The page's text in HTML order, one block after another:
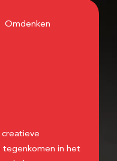
Omdenken
creatieve
tegenkomen in het